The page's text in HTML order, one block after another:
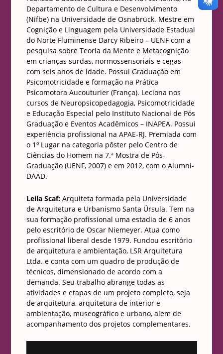
Departamento de Cultura e Desenvolvimento
(Nifbe) na Universidade de Osnabrück. Mestre em
Cognição e Linguagem pela Universidade Estadual
do Norte Fluminense Darcy Ribeiro – UENF com a
pesquisa sobre Teoria da Mente e Metacognição
em crianças surdas, normossensoriais e cegas
com seis anos de idade. Possui Graduação em
Psicomotricidade e formação na Prática
Psicomotora Aucouturier (França). Leciona nos
cursos de Neuropsicopedagogia, Psicomotricidade
e Educação Especial pelo Instituto Nacional de Pós
Graduação e Eventos Acadêmicos – INAPEA. Possui
experiência profissional na APAE-RJ. Premiada com
o 1º Lugar na categoria pôster pelo Centro de
Ciências do Homem na 7.ª Mostra de Pós-
Graduação (UENF, 2007) e em 2012, com o Alumni-
DAAD.
Leila Scaf:Arquiteta formada pela Universidade
de Arquitetura e Urbanismo Santa Úrsula. Tem na
sua formação profissional uma estadia de 6 anos
pelo escritório de Oscar Niemeyer. Atua como
profissional liberal desde 1979. Fundou escritório
de arquitetura e ambientação, LSR Arquitetura
Ltda. e conta com um quadro de produção de
técnicos, dimensionado de acordo com a
demanda. Seu trabalho abrange todas as
atividades e etapas de um projeto completo, seja
de arquitetura, arquitetura de interior e
ambientação, museográfico e urbano, alem de
acompanhamento dos projetos complementares.